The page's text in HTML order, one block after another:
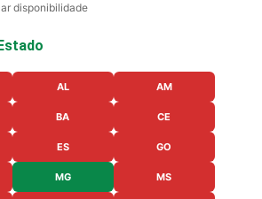
disponibilidade
AL AM
BA CE
ES GO
MG MS